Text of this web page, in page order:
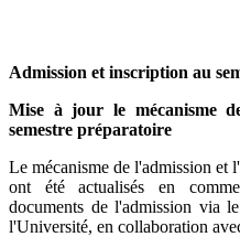
Admission et inscription au
Mise à jour le mécanisme
semestre préparatoire
Le mécanisme de l'admission et
ont été actualisés en
documents de l'admission via
l'Université, en collaboration